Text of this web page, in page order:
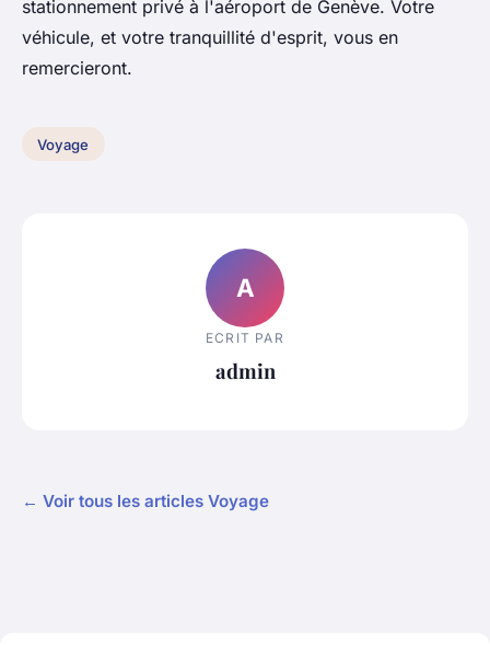
stationnement privé à l'aéroport de Genève. Votre
véhicule, et votre tranquillité d'esprit, vous en
remercieront.
Voyage
A
ECRIT PAR
admin
← Voir tous les articles Voyage